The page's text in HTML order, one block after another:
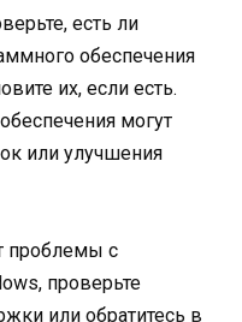
есть ли
обеспечения
их, если есть.
могут
или улучшения
проблемы с
проверьте
или обратитесь в